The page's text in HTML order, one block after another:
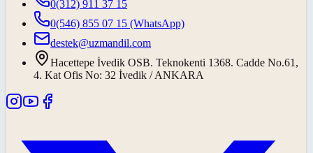
0(312) 911 37 15
0(546) 855 07 15 (WhatsApp)
destek@uzmandil.com
Hacettepe İvedik OSB. Teknokenti 1368. Cadde No.61,
4. Kat Ofis No: 32 İvedik / ANKARA